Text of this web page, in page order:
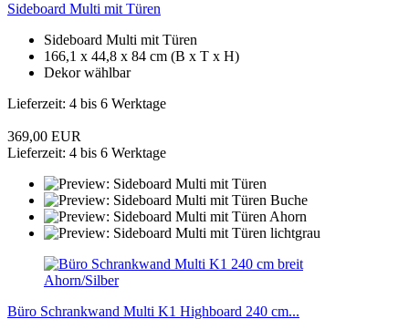
Sideboard Multi mit Türen
Sideboard Multi mit Türen
166,1 x 44,8 x 84 cm (B x T x H)
Dekor wählbar
Lieferzeit: 4 bis 6 Werktage
369,00 EUR
Lieferzeit: 4 bis 6 Werktage
Büro Schrankwand Multi K1 Highboard 240 cm...